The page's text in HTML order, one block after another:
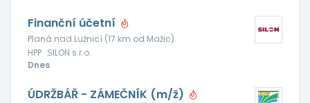
Finanční účetní
Planá nad Lužnicí (17 km od Mažic)
HPP · SILON s.r.o.
Dnes
ÚDRŽBÁŘ - ZÁMEČNÍK (m/ž)